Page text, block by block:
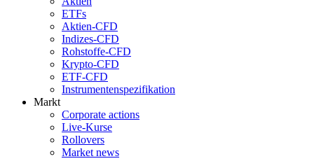
ETFs
Aktien-CFD
Indizes-CFD
Rohstoffe-CFD
Krypto-CFD
ETF-CFD
Instrumentenspezifikation
Markt
Corporate actions
Live-Kurse
Rollovers
Market news